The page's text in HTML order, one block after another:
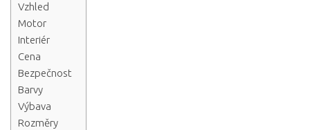
Vzhled
Motor
Interiér
Cena
Bezpečnost
Barvy
Výbava
Rozměry